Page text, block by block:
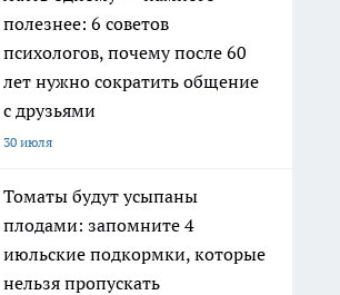
полезнее: 6 советов
психологов, почему после 60
лет нужно сократить общение
с друзьями
30 июля
Томаты будут усыпаны
плодами: запомните 4
июльские подкормки, которые
нельзя пропускать